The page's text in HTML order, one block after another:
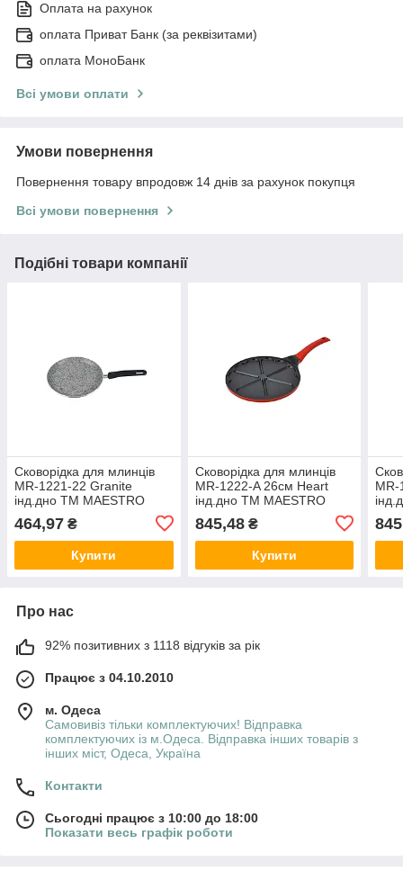
Оплата на рахунок
оплата Приват Банк (за реквізитами)
оплата МоноБанк
Всі умови оплати
Умови повернення
Повернення товару впродовж 14 днів за рахунок покупця
Всі умови повернення
Подібні товари компанії
Сковорідка для млинців
MR-1221-22 Granite
інд.дно ТМ MAESTRO
464,97 ₴
Купити
Сковорідка для млинців
MR-1222-A 26см Heart
інд.дно ТМ MAESTRO
845,48₴
Купити
MR-
Про нас
92% позитивних з 1118 відгуків за рік
Працює з 04.10.2010
м. Одеса
Самовивіз тільки комплектуючих! Відправка
комплектуючих із м.Одеса. Відправка інших товарів з
інших міст, Одеса, Україна
Контакти
Сьогодні працює з 10:00 до 18:00
Показати весь графік роботи